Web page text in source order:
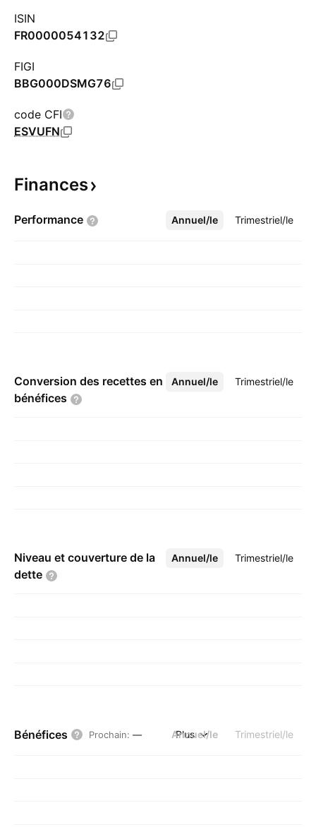
ISIN
FR0000054132
FIGI
BBG000DSMG76
code CFI
ESVUFN
Finances
Performance Annuel/le Trimestriel/le
Plus
Conversion des recettes en
bénéfices
Annuel/le Trimestriel/le
Plus
Niveau et couverture de la
dette
Annuel/le Trimestriel/le
Plus
Bénéfices Prochain: — Annuel/le Trimestriel/le
Plus